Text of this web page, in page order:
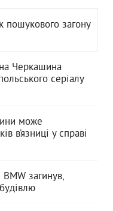
пошукового загону
Черкашина
серіалу
може
в’язниці у справі
загинув,